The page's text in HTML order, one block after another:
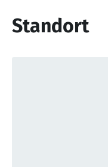
Standort